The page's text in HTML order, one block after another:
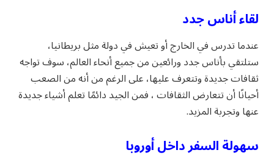
لقاء أناس جدد
عندما تدرس في الخارج أو تعيش في دولة مثل بريطانيا،
ستلتقي بأناس جدد ورائعين من جميع أنحاء العالم، سوف تواجه
ثقافات جديدة وتتعرف عليها، على الرغم من أنه من الصعب
أحيانًا أن تتعارض الثقافات ، فمن الجيد دائمًا تعلم أشياء جديدة
عنها وتجربة المزيد.
سهولة السفر داخل أوروبا